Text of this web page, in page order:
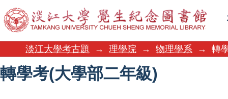
轉學考(大學部二年級)
淡江大學考古題 → 理學院 → 物理學系 → 轉
轉學考(大學部二年級)